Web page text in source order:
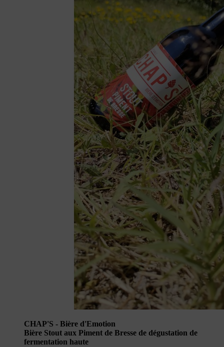
CHAP'S - Bière d'Emotion
Bière Stout aux Piment de Bresse de dégustation de
fermentation haute